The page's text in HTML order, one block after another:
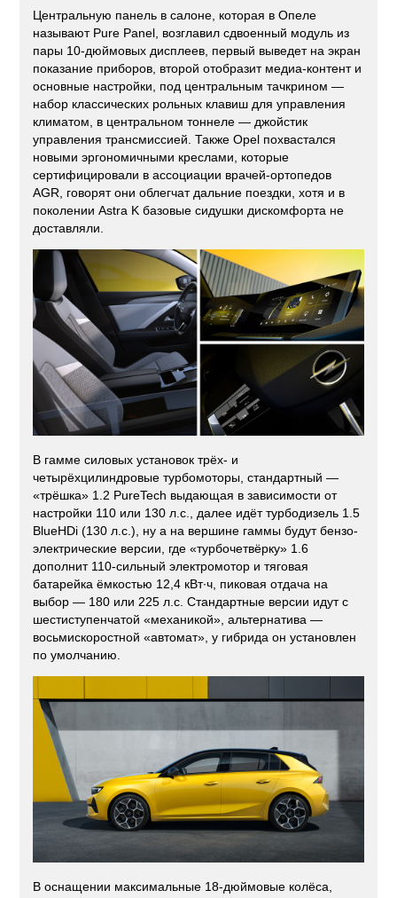
Центральную панель в салоне, которая в Опеле
называют Pure Panel, возглавил сдвоенный модуль из
пары 10-дюймовых дисплеев, первый выведет на экран
показание приборов, второй отобразит медиа-контент и
основные настройки, под центральным тачкрином —
набор классических рольных клавиш для управления
климатом, в центральном тоннеле — джойстик
управления трансмиссией. Также Opel похвастался
новыми эргономичными креслами, которые
сертифицировали в ассоциации врачей-ортопедов
AGR, говорят они облегчат дальние поездки, хотя и в
поколении Astra K базовые сидушки дискомфорта не
доставляли.
В гамме силовых установок трёх- и
четырёхцилиндровые турбомоторы, стандартный —
«трёшка» 1.2 PureTech выдающая в зависимости от
настройки 110 или 130 л.с., далее идёт турбодизель 1.5
BlueHDi (130 л.с.), ну а на вершине гаммы будут бензо-
электрические версии, где «турбочетвёрку» 1.6
дополнит 110-сильный электромотор и тяговая
батарейка ёмкостью 12,4 кВт·ч, пиковая отдача на
выбор — 180 или 225 л.с. Стандартные версии идут с
шестиступенчатой «механикой», альтернатива —
восьмискоростной «автомат», у гибрида он установлен
по умолчанию.
В оснащении максимальные 18-дюймовые колёса,